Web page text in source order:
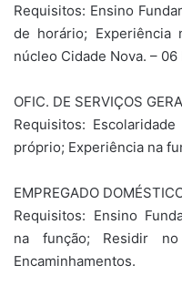
Requisitos: Ensino
de horário; Experiência
núcleo Cidade Nova. –
OFIC. DE SERVIÇOS
Requisitos:
próprio; Experiência na
EMPREGADO
Requisitos: Ensino
na função; Residir
Encaminhamentos.